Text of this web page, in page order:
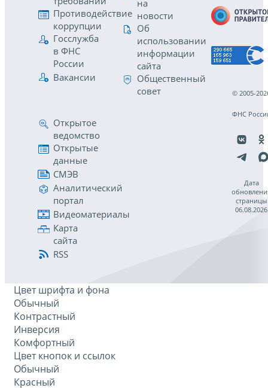
Противодействие
коррупции
Госслужба
в ФНС
России
Вакансии
на
новости
Об
использовании
информации
сайта
Общественный
совет
Открытое
ведомство
Открытые
данные
СМЭВ
Аналитический
портал
Видеоматериалы
Карта
сайта
RSS
© 2005-
ФНС
Дата
страницы
06.08.2026
Цвет шрифта и фона
Обычный
Контрастный
Инверсия
Комфортный
Цвет кнопок и ссылок
Обычный
Красный